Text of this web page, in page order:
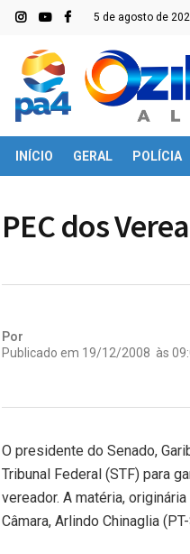
5 de agosto de
INÍCIO GERAL POLÍCIA
PEC dos
Por
Publicado em 19/12/2008 às
O presidente do Senado,
Tribunal Federal (STF) para
vereador. A matéria,
Câmara, Arlindo Chinaglia